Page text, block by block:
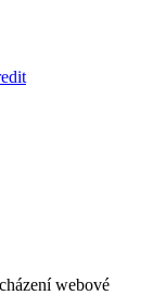
webové